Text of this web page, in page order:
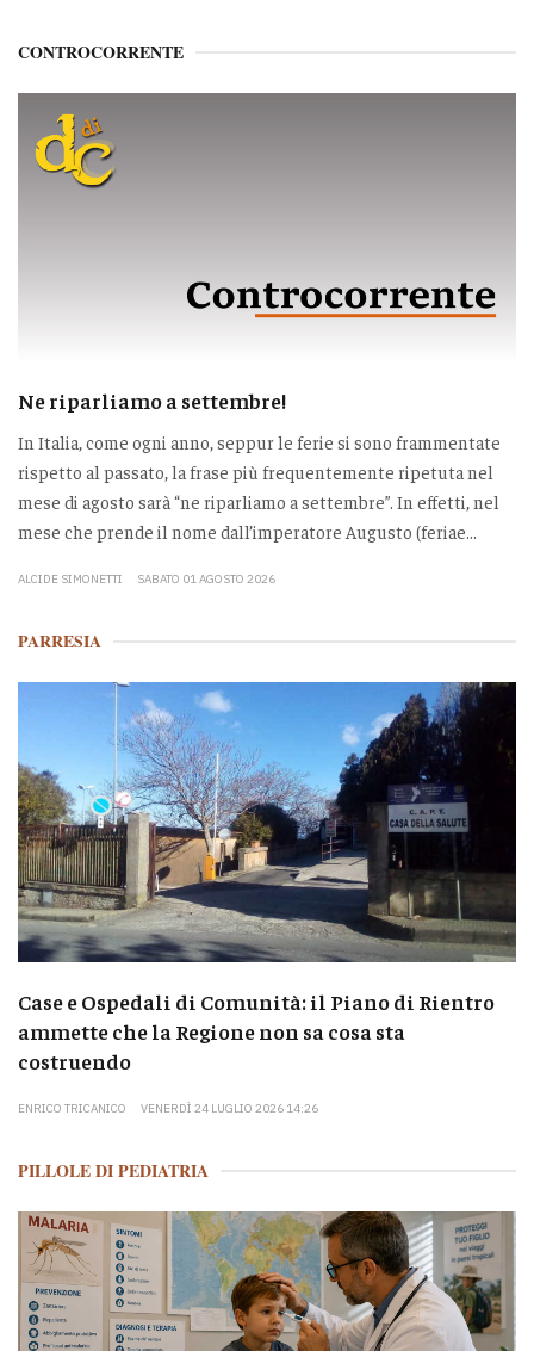
CONTROCORRENTE
Ne riparliamo a settembre!
In Italia, come ogni anno, seppur le ferie si sono frammentate
rispetto al passato, la frase più frequentemente ripetuta nel
mese di agosto sarà “ne riparliamo a settembre”. In effetti, nel
mese che prende il nome dall’imperatore Augusto (feriae...
ALCIDE SIMONETTI SABATO 01 AGOSTO 2026
PARRESIA
Case e Ospedali di Comunità: il Piano di Rientro
ammette che la Regione non sa cosa sta
costruendo
ENRICO TRICANICO VENERDÌ 24 LUGLIO 2026 14:26
PILLOLE DI PEDIATRIA